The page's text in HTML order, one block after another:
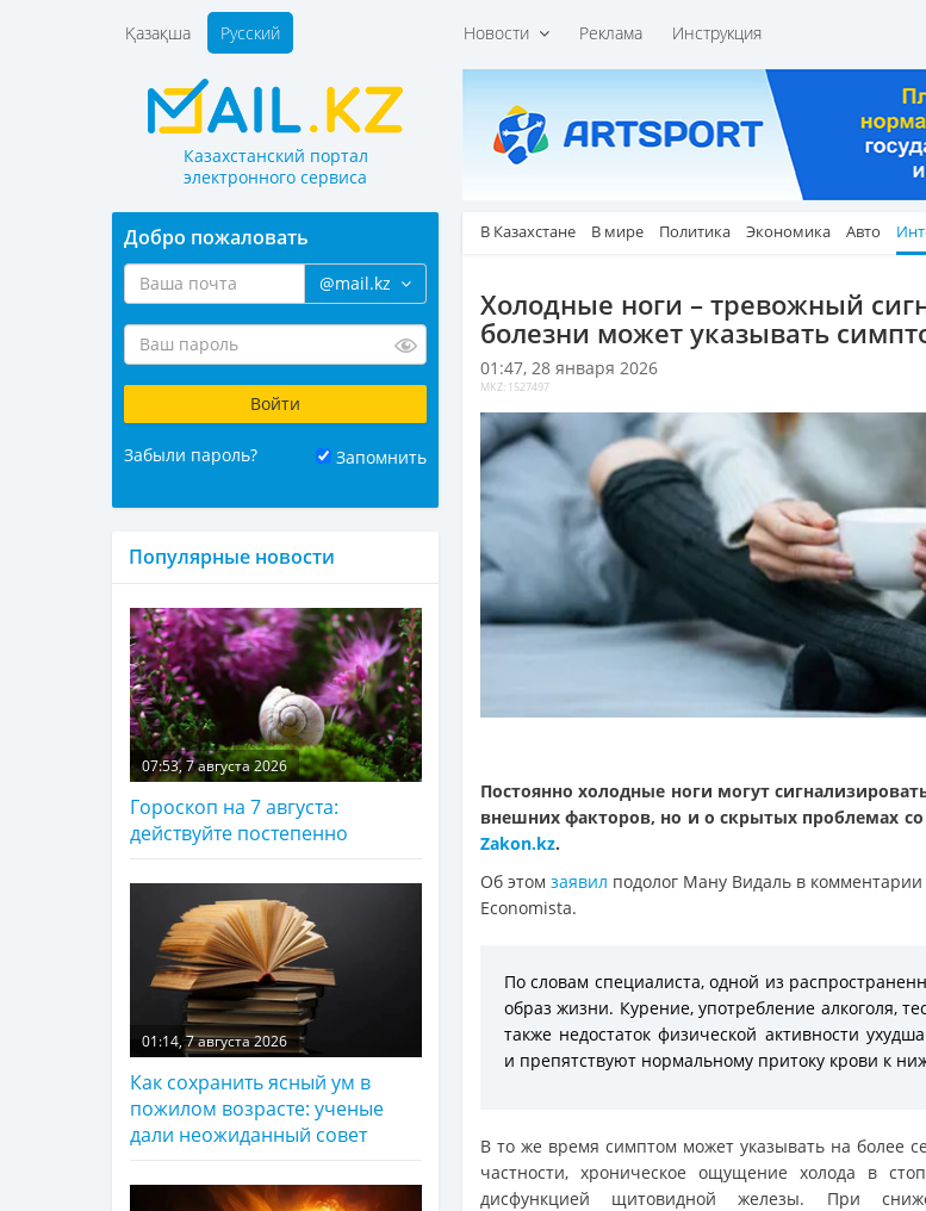
Новости Реклама Инструкция
Қазақша Русский
Казахстанский портал
электронного сервиса
В Казахстане В мире Политика Экономика Авто
Холодные ноги – тревожный
болезни может указывать
01:47, 28 января 2026
MKZ: 1527497
Постоянно холодные ноги могут
внешних факторов, но и о скрытых проблемах
Zakon.kz.
Об этом заявил подолог Ману Видаль в
Economista.
По словам специалиста, одной из
образ жизни. Курение, употребление алкоголя,
также недостаток физической активности
и препятствуют нормальному притоку крови к
В то же время симптом может указывать на более
частности, хроническое ощущение холода в
дисфункцией щитовидной железы. При
Добро пожаловать
@mail.kz
Забыли пароль? Запомнить
Популярные новости
07:53, 7 августа 2026
Гороскоп на 7 августа:
действуйте постепенно
01:14, 7 августа 2026
Как сохранить ясный ум в
пожилом возрасте: ученые
дали неожиданный совет